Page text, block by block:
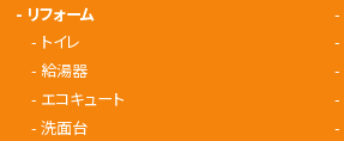
- リフォーム
- トイレ
- 給湯器
- エコキュート
-洗面台
-
-
-
-
-